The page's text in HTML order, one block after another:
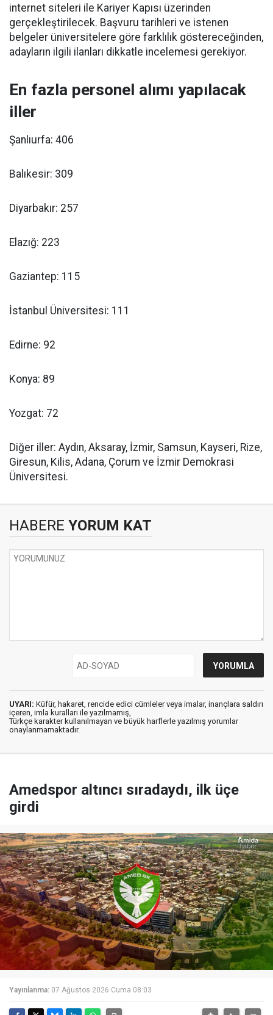
internet siteleri ile Kariyer Kapısı üzerinden
gerçekleştirilecek. Başvuru tarihleri ve istenen
belgeler üniversitelere göre farklılık göstereceğinden,
adayların ilgili ilanları dikkatle incelemesi gerekiyor.
En fazla personel alımı yapılacak
iller
Şanlıurfa: 406
Balıkesir: 309
Diyarbakır: 257
Elazığ: 223
Gaziantep: 115
İstanbul Üniversitesi: 111
Edirne: 92
Konya: 89
Yozgat: 72
Diğer iller: Aydın, Aksaray, İzmir, Samsun, Kayseri, Rize,
Giresun, Kilis, Adana, Çorum ve İzmir Demokrasi
Üniversitesi.
HABERE YORUM KAT
UYARI: Küfür, hakaret, rencide edici cümleler veya imalar, inançlara saldırı
içeren, imla kuralları ile yazılmamış,
Türkçe karakter kullanılmayan ve büyük harflerle yazılmış yorumlar
onaylanmamaktadır.
Amedspor altıncı sıradaydı, ilk üçe
girdi
Yayınlanma: 07 Ağustos 2026 Cuma 08:03